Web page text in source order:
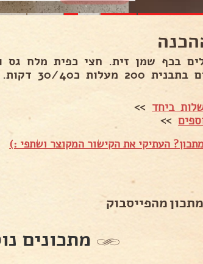
בכף שמן זית. חצי כפית מלח גס
200 מעלות כ30/40 דקות.
ביחד >>
>>
העתיקי את הקישור המקוצר ושתפי :)
מהפייסבוק
מתכונים